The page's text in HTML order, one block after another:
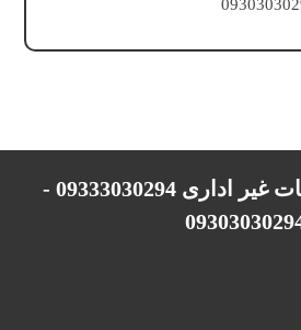
پشتیبانی در ساعات غیر اداری 09333030294 -